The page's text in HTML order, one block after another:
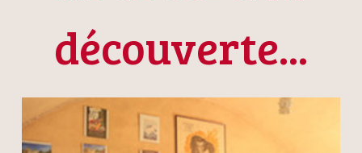
découverte...